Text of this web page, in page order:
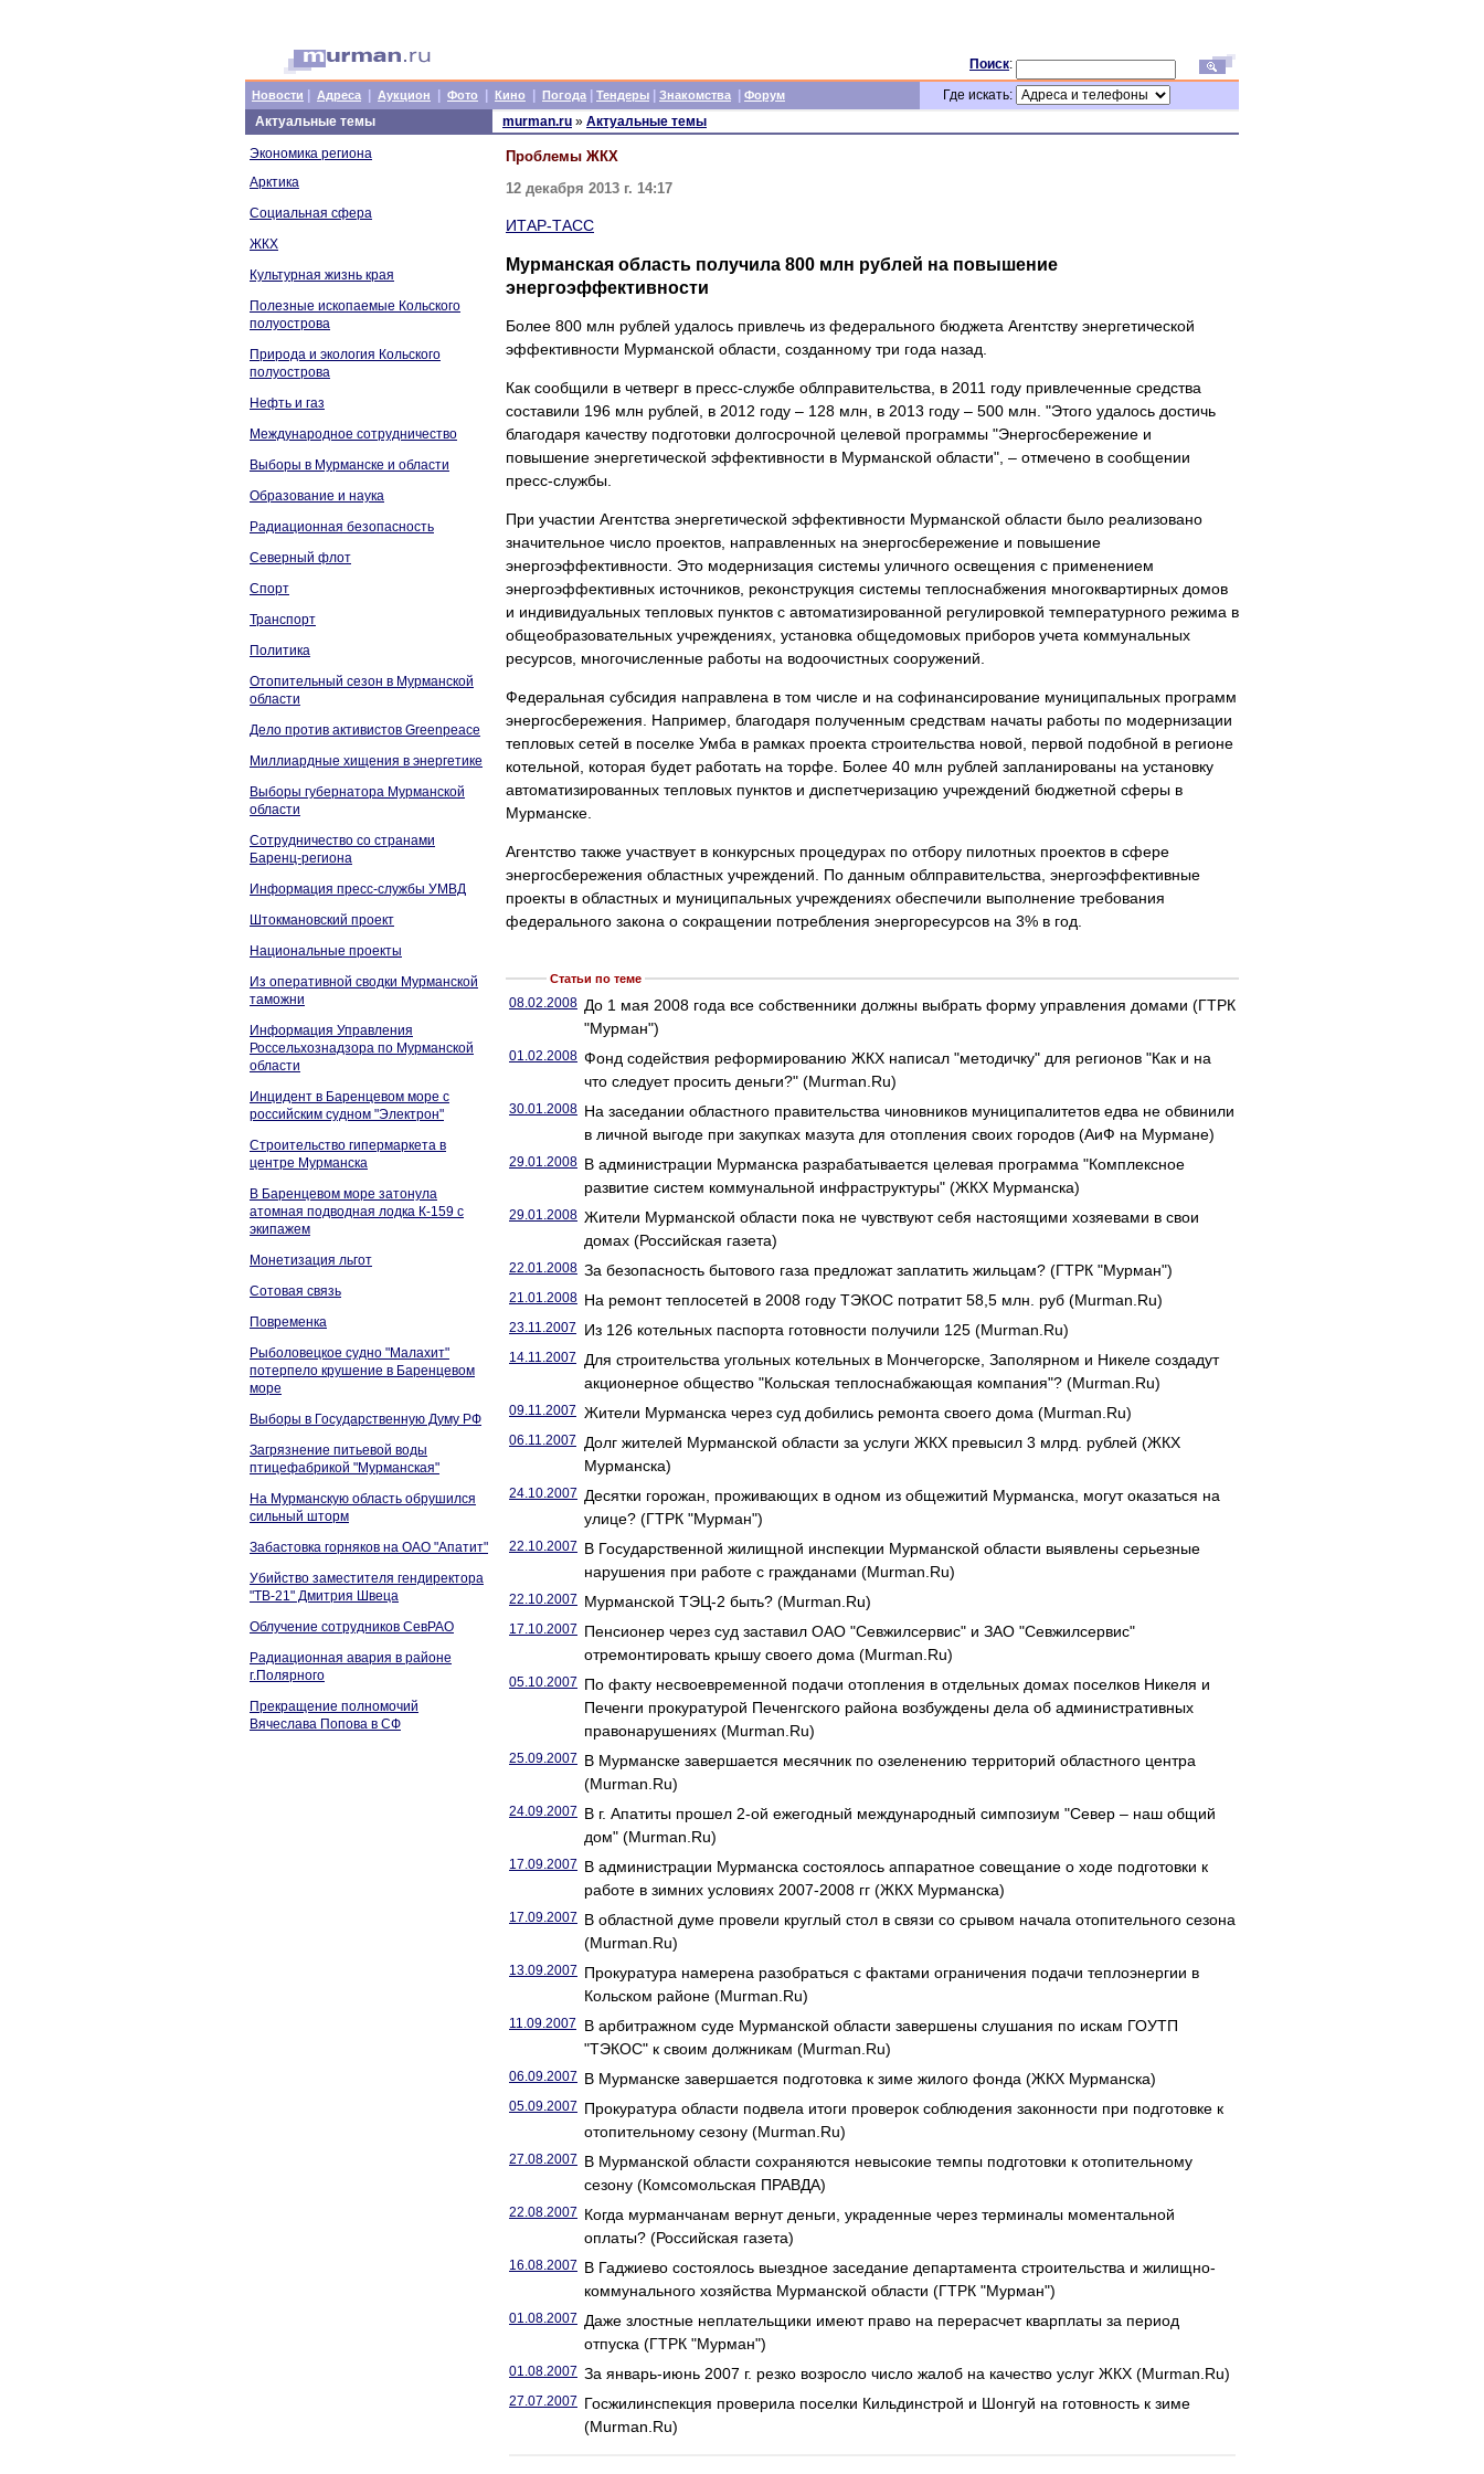
Поиск:
Новости Адреса Аукцион Фото Кино Погода Тендеры Знакомства Форум
Где искать:
Актуальные темы
Экономика региона
Арктика
Социальная сфера
ЖКХ
Культурная жизнь края
Полезные ископаемые Кольского
полуострова
Природа и экология Кольского
полуострова
Нефть и газ
Международное сотрудничество
Выборы в Мурманске и области
Образование и наука
Радиационная безопасность
Северный флот
Спорт
Транспорт
Политика
Отопительный сезон в Мурманской
области
Дело против активистов Greenpeace
Миллиардные хищения в энергетике
Выборы губернатора Мурманской
области
Сотрудничество со странами
Баренц-региона
Информация пресс-службы УМВД
Штокмановский проект
Национальные проекты
Из оперативной сводки Мурманской
таможни
Информация Управления
Россельхознадзора по Мурманской
области
Инцидент в Баренцевом море с
российским судном "Электрон"
Строительство гипермаркета в
центре Мурманска
В Баренцевом море затонула
атомная подводная лодка К-159 с
экипажем
Монетизация льгот
Сотовая связь
Повременка
Рыболовецкое судно "Малахит"
потерпело крушение в Баренцевом
море
Выборы в Государственную Думу РФ
Загрязнение питьевой воды
птицефабрикой "Мурманская"
На Мурманскую область обрушился
сильный шторм
Забастовка горняков на ОАО "Апатит"
Убийство заместителя гендиректора
"ТВ-21" Дмитрия Швеца
Облучение сотрудников СевРАО
Радиационная авария в районе
г.Полярного
Прекращение полномочий
Вячеслава Попова в СФ
murman.ru » Актуальные темы
Проблемы ЖКХ
12 декабря 2013 г. 14:17
ИТАР-ТАСС
Мурманская область получила 800 млн рублей на повышение
энергоэффективности
Более 800 млн рублей удалось привлечь из федерального бюджета Агентству энергетической
эффективности Мурманской области, созданному три года назад.
Как сообщили в четверг в пресс-службе облправительства, в 2011 году привлеченные средства
составили 196 млн рублей, в 2012 году – 128 млн, в 2013 году – 500 млн. "Этого удалось достичь
благодаря качеству подготовки долгосрочной целевой программы "Энергосбережение и
повышение энергетической эффективности в Мурманской области", – отмечено в сообщении
пресс-службы.
При участии Агентства энергетической эффективности Мурманской области было реализовано
значительное число проектов, направленных на энергосбережение и повышение
энергоэффективности. Это модернизация системы уличного освещения с применением
энергоэффективных источников, реконструкция системы теплоснабжения многоквартирных домов
и индивидуальных тепловых пунктов с автоматизированной регулировкой температурного режима в
общеобразовательных учреждениях, установка общедомовых приборов учета коммунальных
ресурсов, многочисленные работы на водоочистных сооружений.
Федеральная субсидия направлена в том числе и на софинансирование муниципальных программ
энергосбережения. Например, благодаря полученным средствам начаты работы по модернизации
тепловых сетей в поселке Умба в рамках проекта строительства новой, первой подобной в регионе
котельной, которая будет работать на торфе. Более 40 млн рублей запланированы на установку
автоматизированных тепловых пунктов и диспетчеризацию учреждений бюджетной сферы в
Мурманске.
Агентство также участвует в конкурсных процедурах по отбору пилотных проектов в сфере
энергосбережения областных учреждений. По данным облправительства, энергоэффективные
проекты в областных и муниципальных учреждениях обеспечили выполнение требования
федерального закона о сокращении потребления энергоресурсов на 3% в год.
Статьи по теме
08.02.2008 До 1 мая 2008 года все собственники должны выбрать форму управления домами (ГТРК
"Мурман")
01.02.2008 Фонд содействия реформированию ЖКХ написал "методичку" для регионов "Как и на
что следует просить деньги?" (Murman.Ru)
30.01.2008 На заседании областного правительства чиновников муниципалитетов едва не обвинили
в личной выгоде при закупках мазута для отопления своих городов (АиФ на Мурмане)
29.01.2008 В администрации Мурманска разрабатывается целевая программа "Комплексное
развитие систем коммунальной инфраструктуры" (ЖКХ Мурманска)
29.01.2008 Жители Мурманской области пока не чувствуют себя настоящими хозяевами в свои
домах (Российская газета)
22.01.2008 За безопасность бытового газа предложат заплатить жильцам? (ГТРК "Мурман")
21.01.2008 На ремонт теплосетей в 2008 году ТЭКОС потратит 58,5 млн. руб (Murman.Ru)
23.11.2007 Из 126 котельных паспорта готовности получили 125 (Murman.Ru)
14.11.2007
Для строительства угольных котельных в Мончегорске, Заполярном и Никеле создадут
акционерное общество "Кольская теплоснабжающая компания"? (Murman.Ru)
09.11.2007 Жители Мурманска через суд добились ремонта своего дома (Murman.Ru)
06.11.2007
Долг жителей Мурманской области за услуги ЖКХ превысил 3 млрд. рублей (ЖКХ
Мурманска)
24.10.2007 Десятки горожан, проживающих в одном из общежитий Мурманска, могут оказаться на
улице? (ГТРК "Мурман")
22.10.2007 В Государственной жилищной инспекции Мурманской области выявлены серьезные
нарушения при работе с гражданами (Murman.Ru)
22.10.2007 Мурманской ТЭЦ-2 быть? (Murman.Ru)
17.10.2007 Пенсионер через суд заставил ОАО "Севжилсервис" и ЗАО "Севжилсервис"
отремонтировать крышу своего дома (Murman.Ru)
05.10.2007 По факту несвоевременной подачи отопления в отдельных домах поселков Никеля и
Печенги прокуратурой Печенгского района возбуждены дела об административных
правонарушениях (Murman.Ru)
25.09.2007 В Мурманске завершается месячник по озеленению территорий областного центра
(Murman.Ru)
24.09.2007 В г. Апатиты прошел 2-ой ежегодный международный симпозиум "Север – наш общий
дом" (Murman.Ru)
17.09.2007 В администрации Мурманска состоялось аппаратное совещание о ходе подготовки к
работе в зимних условиях 2007-2008 гг (ЖКХ Мурманска)
17.09.2007 В областной думе провели круглый стол в связи со срывом начала отопительного сезона
(Murman.Ru)
13.09.2007 Прокуратура намерена разобраться с фактами ограничения подачи теплоэнергии в
Кольском районе (Murman.Ru)
11.09.2007
В арбитражном суде Мурманской области завершены слушания по искам ГОУТП
"ТЭКОС" к своим должникам (Murman.Ru)
06.09.2007 В Мурманске завершается подготовка к зиме жилого фонда (ЖКХ Мурманска)
05.09.2007 Прокуратура области подвела итоги проверок соблюдения законности при подготовке к
отопительному сезону (Murman.Ru)
27.08.2007 В Мурманской области сохраняются невысокие темпы подготовки к отопительному
сезону (Комсомольская ПРАВДА)
22.08.2007 Когда мурманчанам вернут деньги, украденные через терминалы моментальной
оплаты? (Российская газета)
16.08.2007 В Гаджиево состоялось выездное заседание департамента строительства и жилищно-
коммунального хозяйства Мурманской области (ГТРК "Мурман")
01.08.2007 Даже злостные неплательщики имеют право на перерасчет кварплаты за период
отпуска (ГТРК "Мурман")
01.08.2007 За январь-июнь 2007 г. резко возросло число жалоб на качество услуг ЖКХ (Murman.Ru)
27.07.2007 Госжилинспекция проверила поселки Кильдинстрой и Шонгуй на готовность к зиме
(Murman.Ru)